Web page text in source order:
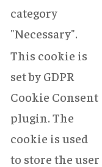
category
"Necessary".
This cookie is
set by GDPR
Cookie Consent
plugin. The
cookie is used
to store the user